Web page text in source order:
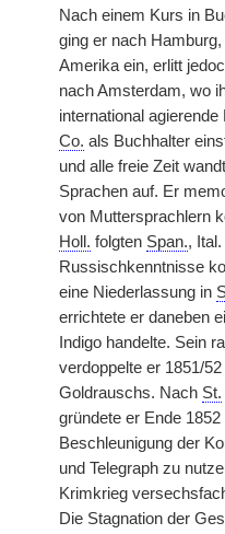
Nach einem Kurs in
ging er nach
Amerika ein, erlitt
nach Amsterdam, wo
international
Co. als Buchhalter
und alle freie Zeit
Sprachen auf. Er
von Muttersprachlern
Holl. folgten Span.,
Russischkenntnisse
eine Niederlassung in
errichtete er daneben
Indigo handelte. Sein
verdoppelte er 1851/
Goldrauschs. Nach St.
gründete er Ende
Beschleunigung der
und Telegraph zu
Krimkrieg
Die Stagnation der